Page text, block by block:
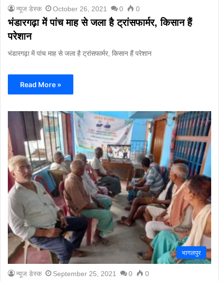
न्यूज डेस्क October 26, 2021 0 0
भंडारगढ़ा में पांच माह से जला है ट्रांसफार्मर, किसान हैं
परेशान
भंडारगढ़ा में पांच माह से जला है ट्रांसफार्मर, किसान हैं परेशान
Read More »
भागलपुर
न्यूज डेस्क September 25, 2021 0 0